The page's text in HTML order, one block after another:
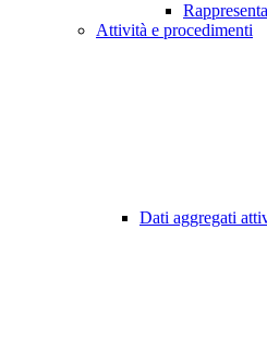
Attività e procedimenti
Dati aggregati